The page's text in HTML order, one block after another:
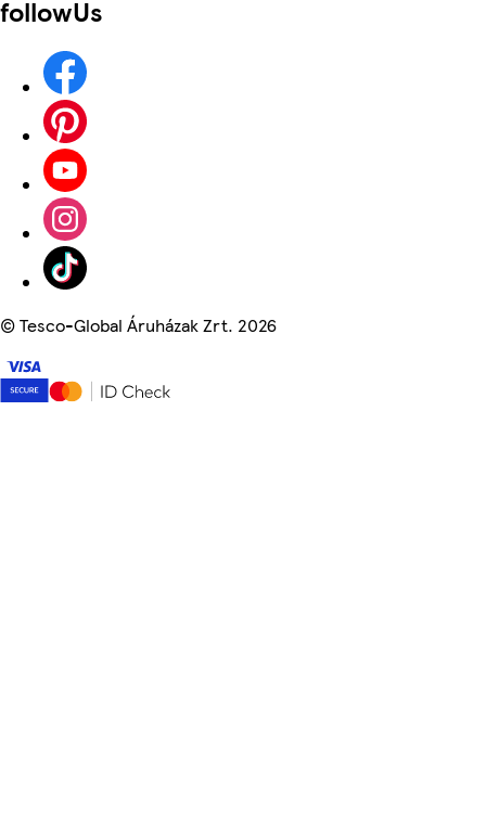
followUs
©Tesco-Global Áruházak Zrt. 2026